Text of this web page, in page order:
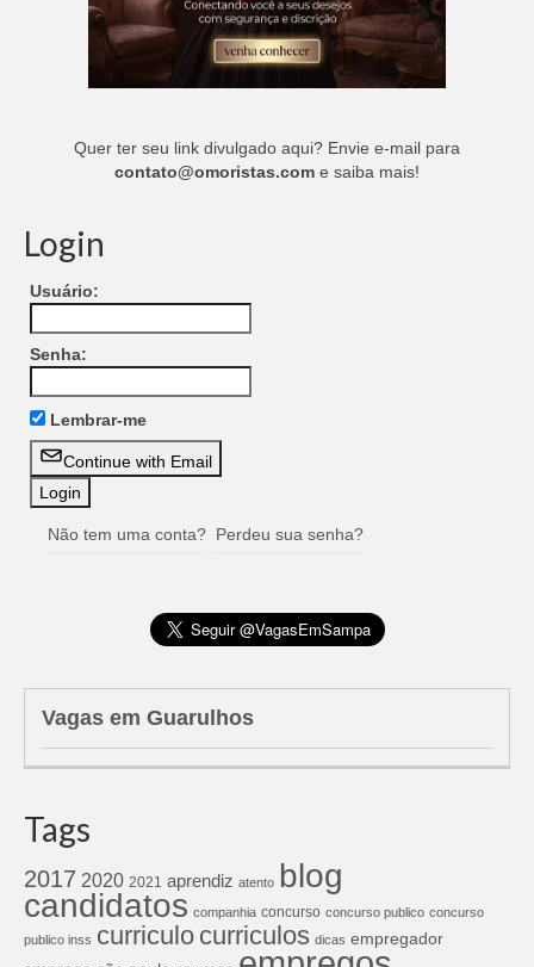
Quer ter seu link divulgado aqui? Envie e-mail para
contato@omoristas.com e saiba mais!
Login
Usuário:
Senha:
Lembrar-me
Continue with Email
Não tem uma conta? Perdeu sua senha?
Vagas em Guarulhos
Tags
2017 2020 2021 aprendiz atento blog
candidatos companhia concurso concurso publico concurso
publico inss curriculo curriculos dicas empregador